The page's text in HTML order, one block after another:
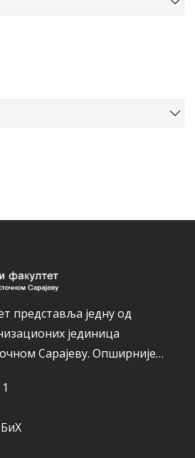
представља једну од
јединица
Сарајеву. Опширније…